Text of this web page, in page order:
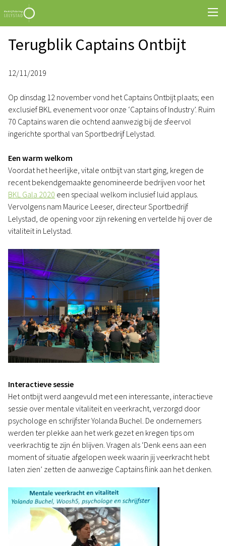
Terugblik Captains Ontbijt
12/11/2019
Op dinsdag 12 november vond het Captains Ontbijt plaats; een
exclusief BKL evenement voor onze ‘Captains of Industry’. Ruim
70 Captains waren die ochtend aanwezig bij de sfeervol
ingerichte sporthal van Sportbedrijf Lelystad.
Een warm welkom
Voordat het heerlijke, vitale ontbijt van start ging, kregen de
recent bekendgemaakte genomineerde bedrijven voor het
BKL Gala 2020 een speciaal welkom inclusief luid applaus.
Vervolgens nam Maurice Leeser, directeur Sportbedrijf
Lelystad, de opening voor zijn rekening en vertelde hij over de
vitaliteit in Lelystad.
Interactieve sessie
Het ontbijt werd aangevuld met een interessante, interactieve
sessie over mentale vitaliteit en veerkracht, verzorgd door
psychologe en schrijfster Yolanda Buchel. De ondernemers
werden ter plekke aan het werk gezet en kregen tips om
veerkrachtig te zijn én blijven. Vragen als ‘Denk eens aan een
moment of situatie afgelopen week waarin jij veerkracht hebt
laten zien’ zetten de aanwezige Captains flink aan het denken.